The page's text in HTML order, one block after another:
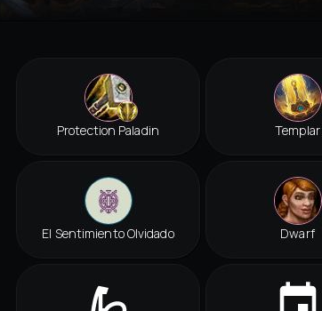
Protection Paladin Templar
El Sentimiento Olvidado Dwarf